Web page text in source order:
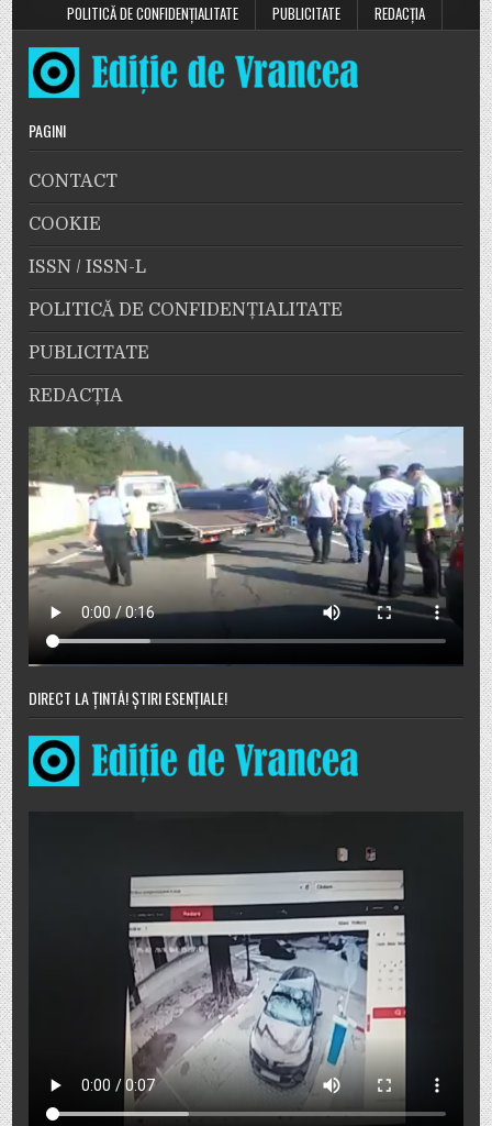
POLITICĂ DE CONFIDENȚIALITATE
PUBLICITATE REDACȚIA
PAGINI
CONTACT
COOKIE
ISSN / ISSN-L
POLITICĂ DE CONFIDENȚIALITATE
PUBLICITATE
REDACȚIA
DIRECT LA ȚINTĂ! ȘTIRI ESENȚIALE!